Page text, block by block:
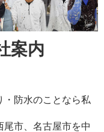
案内
・防水のことなら私
市、名古屋市を中